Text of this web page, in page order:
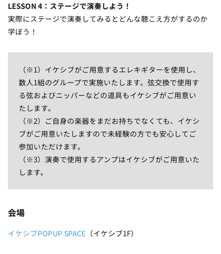
LESSON 4：ステージで演奏しよう！
実際にステージで演奏してみるとどんな聴こえ方がするのか
学ぼう！
（※1）イケシブがご用意するエレキギターを使用し、
数人1組のグループで実施いたします。弦交換で使用す
る弦およびニッパーなどの道具もイケシブがご用意い
たします。
（※2）ご自身の楽器をまだお持ちでなくても、イケシ
ブがご用意いたしますので未経験の方でも安心してご
参加いただけます。
（※3）演奏で使用するアンプはイケシブがご用意いた
します。
会場
イケシブPOPUP SPACE （イケシブ1F）